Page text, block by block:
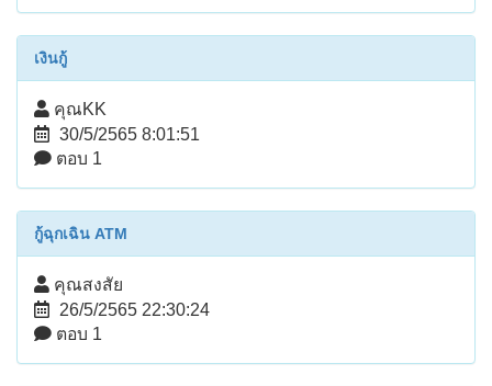
เงินกู้
คุณKK
30/5/2565 8:01:51
ตอบ 1
กู้ฉุกเฉิน ATM
คุณสงสัย
26/5/2565 22:30:24
ตอบ 1